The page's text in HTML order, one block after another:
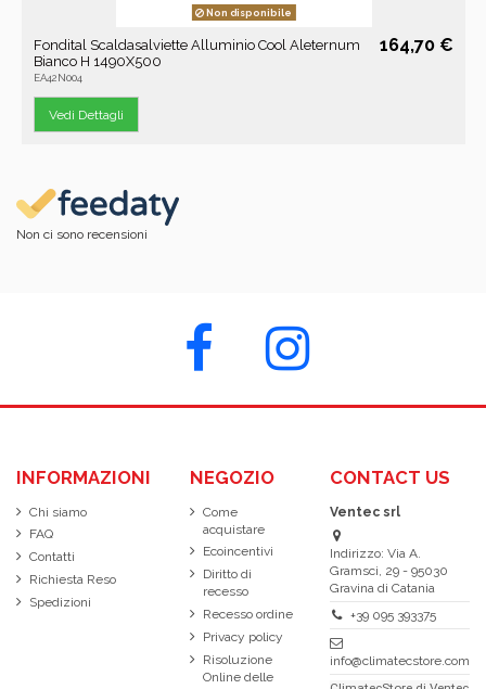
Non disponibile
Fondital Scaldasalviette Alluminio Cool Aleternum
Bianco H 1490X500
EA42N004
164,70 €
Vedi Dettagli
Non ci sono recensioni
INFORMAZIONI
Chi siamo
FAQ
Contatti
Richiesta Reso
Spedizioni
NEGOZIO
Come
acquistare
Ecoincentivi
Diritto di
recesso
Recesso ordine
Privacy policy
Risoluzione
Online delle
CONTACT US
Ventec srl
Indirizzo: Via A.
Gramsci, 29 - 95030
Gravina di Catania
+39 095 393375
info@climatecstore.com